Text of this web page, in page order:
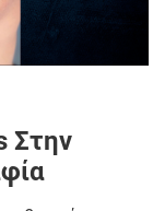
Στην